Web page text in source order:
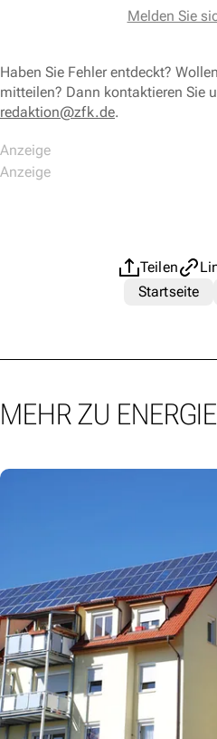
Melden Sie
Haben Sie Fehler entdeckt?
mitteilen? Dann kontaktieren Sie
redaktion@zfk.de.
Teilen
Startseite
MEHR ZU ENERGIE